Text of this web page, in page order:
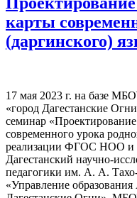
карты
(даргинского)
17 мая 2023 г. на базе
«город Дагестанские
семинар
современного урока
реализации ФГОС НОО и
Дагестанский научно-
педагогики им. А. А.
«Управление